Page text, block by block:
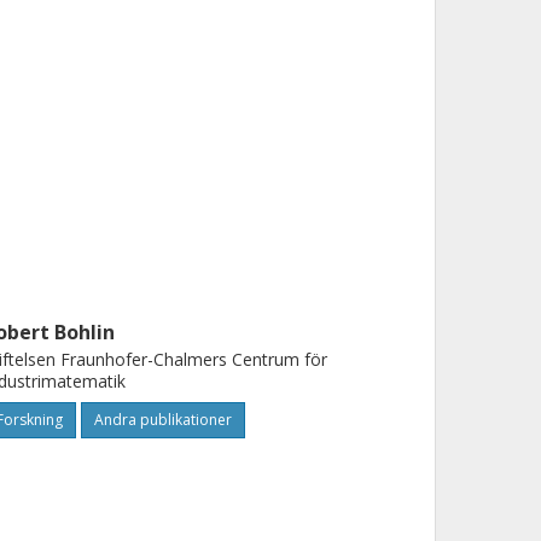
Bohlin
Fraunhofer-Chalmers Centrum för
Andra publikationer